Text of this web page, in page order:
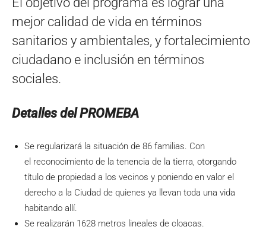
mejor calidad de vida en términos
sanitarios y ambientales, y fortalecimiento
ciudadano e inclusión en términos
sociales.
Detalles del PROMEBA
Se regularizará la situación de 86 familias. Con
el reconocimiento de la tenencia de la tierra, otorgando
título de propiedad a los vecinos y poniendo en valor el
derecho a la Ciudad de quienes ya llevan toda una vida
habitando allí.
Se realizarán 1628 metros lineales de cloacas.